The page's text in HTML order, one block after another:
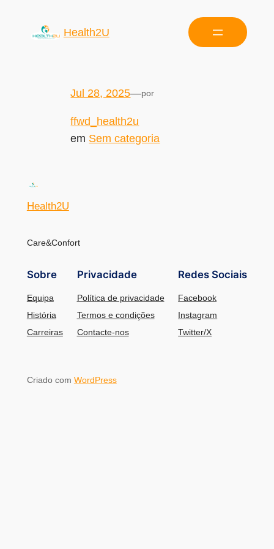
Health2U
Jul 28, 2025—por
ffwd_health2u
em Sem categoria
Health2U
Care&Confort
Sobre
Equipa
História
Carreiras
Privacidade
Política de privacidade
Termos e condições
Contacte-nos
Redes Sociais
Facebook
Instagram
Twitter/X
Criado com WordPress